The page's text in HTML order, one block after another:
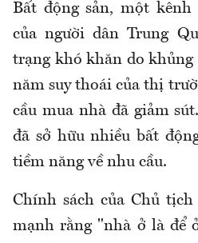
Bất động sản, một
của người dân Trung
trạng khó khăn do khủng
năm suy thoái của thị
cầu mua nhà đã giảm
đã sở hữu nhiều bất
tiềm năng về nhu cầu.
Chính sách của Chủ
mạnh rằng "nhà ở là để